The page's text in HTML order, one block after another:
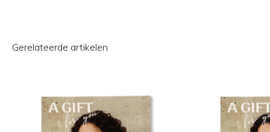
Gerelateerde artikelen